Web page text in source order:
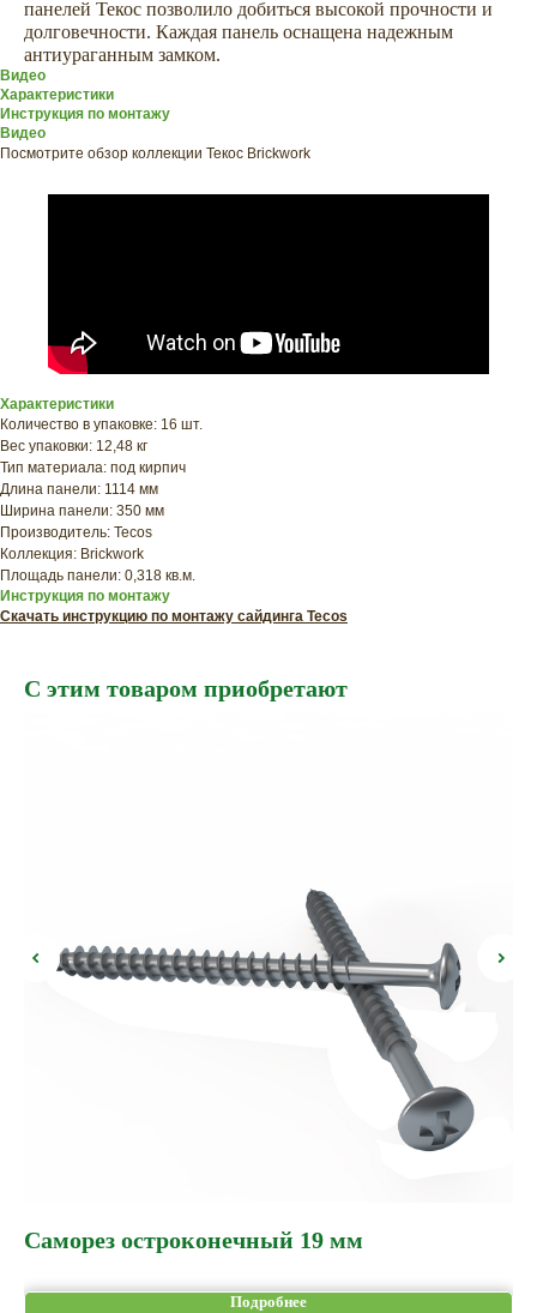
панелей Текос позволило добиться высокой прочности и
долговечности. Каждая панель оснащена надежным
антиураганным замком.
Видео
Характеристики
Инструкция по монтажу
Видео
Посмотрите обзор коллекции Текос Brickwork
Характеристики
Количество в упаковке: 16 шт.
Вес упаковки: 12,48 кг
Тип материала: под кирпич
Длина панели: 1114 мм
Ширина панели: 350 мм
Производитель: Tecos
Коллекция: Brickwork
Площадь панели: 0,318 кв.м.
Инструкция по монтажу
Скачать инструкцию по монтажу сайдинга Tecos
С этим товаром приобретают
Саморез остроконечный 19 мм
Подробнее